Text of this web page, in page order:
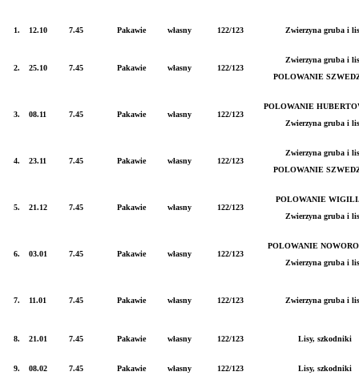
1. 12.10 7.45 Pakawie własny 122/123 Zwierzyna gruba i
2. 25.10 7.45 Pakawie własny 122/123
Zwierzyna gruba i
POLOWANIE
3. 08.11 7.45 Pakawie własny 122/123
POLOWANIE
Zwierzyna gruba i
4. 23.11 7.45 Pakawie własny 122/123
Zwierzyna gruba i
POLOWANIE
5. 21.12 7.45 Pakawie własny 122/123
POLOWANIE
Zwierzyna gruba i
6. 03.01 7.45 Pakawie własny 122/123
POLOWANIE
Zwierzyna gruba i
7. 11.01 7.45 Pakawie własny 122/123 Zwierzyna gruba i
8. 21.01 7.45 Pakawie własny 122/123 Lisy, szkodniki
9. 08.02 7.45 Pakawie własny 122/123 Lisy, szkodniki